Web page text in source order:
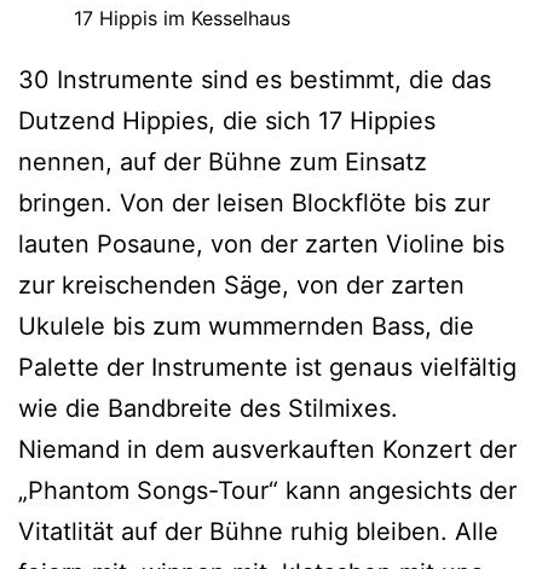
17 Hippis im Kesselhaus
30 Instrumente sind es bestimmt, die das
Dutzend Hippies, die sich 17 Hippies
nennen, auf der Bühne zum Einsatz
bringen. Von der leisen Blockflöte bis zur
lauten Posaune, von der zarten Violine bis
zur kreischenden Säge, von der zarten
Ukulele bis zum wummernden Bass, die
Palette der Instrumente ist genaus vielfältig
wie die Bandbreite des Stilmixes.
Niemand in dem ausverkauften Konzert der
„Phantom Songs-Tour“ kann angesichts der
Vitatlität auf der Bühne ruhig bleiben. Alle